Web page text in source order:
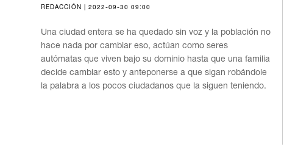
REDACCIÓN | 2022-09-30 09:00
Una ciudad entera se ha quedado sin voz y la población no
hace nada por cambiar eso, actúan como seres
autómatas que viven bajo su dominio hasta que una familia
decide cambiar esto y anteponerse a que sigan robándole
la palabra a los pocos ciudadanos que la siguen teniendo.